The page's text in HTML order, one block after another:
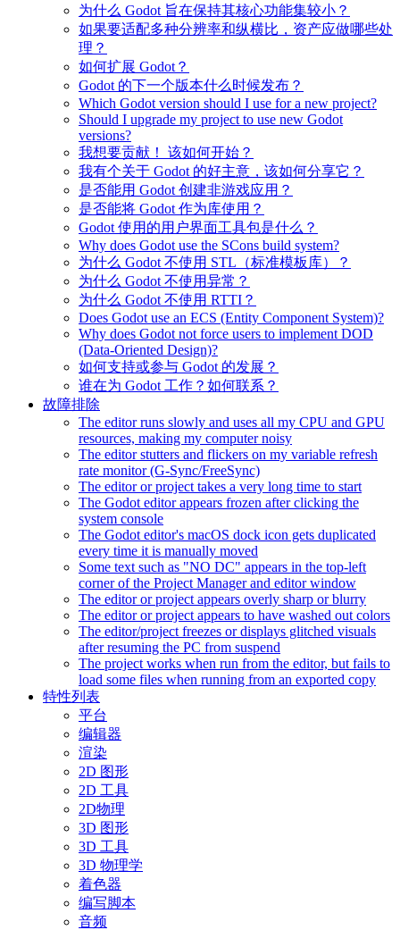
为什么 Godot 旨在保持其核心功能集较小？
如果要适配多种分辨率和纵横比，资产应做哪些处
理？
如何扩展 Godot？
Godot 的下一个版本什么时候发布？
Which Godot version should I use for a new project?
Should I upgrade my project to use new Godot
versions?
我想要贡献！ 该如何开始？
我有个关于 Godot 的好主意，该如何分享它？
是否能用 Godot 创建非游戏应用？
是否能将 Godot 作为库使用？
Godot 使用的用户界面工具包是什么？
Why does Godot use the SCons build system?
为什么 Godot 不使用 STL（标准模板库）？
为什么 Godot 不使用异常？
为什么 Godot 不使用 RTTI？
Does Godot use an ECS (Entity Component System)?
Why does Godot not force users to implement DOD
(Data-Oriented Design)?
如何支持或参与 Godot 的发展？
谁在为 Godot 工作？如何联系？
故障排除
The editor runs slowly and uses all my CPU and GPU
resources, making my computer noisy
The editor stutters and flickers on my variable refresh
rate monitor (G-Sync/FreeSync)
The editor or project takes a very long time to start
The Godot editor appears frozen after clicking the
system console
The Godot editor's macOS dock icon gets duplicated
every time it is manually moved
Some text such as "NO DC" appears in the top-left
corner of the Project Manager and editor window
The editor or project appears overly sharp or blurry
The editor or project appears to have washed out colors
The editor/project freezes or displays glitched visuals
after resuming the PC from suspend
The project works when run from the editor, but fails to
load some files when running from an exported copy
特性列表
平台
编辑器
渲染
2D 图形
2D 工具
2D物理
3D 图形
3D 工具
3D 物理学
着色器
编写脚本
音频